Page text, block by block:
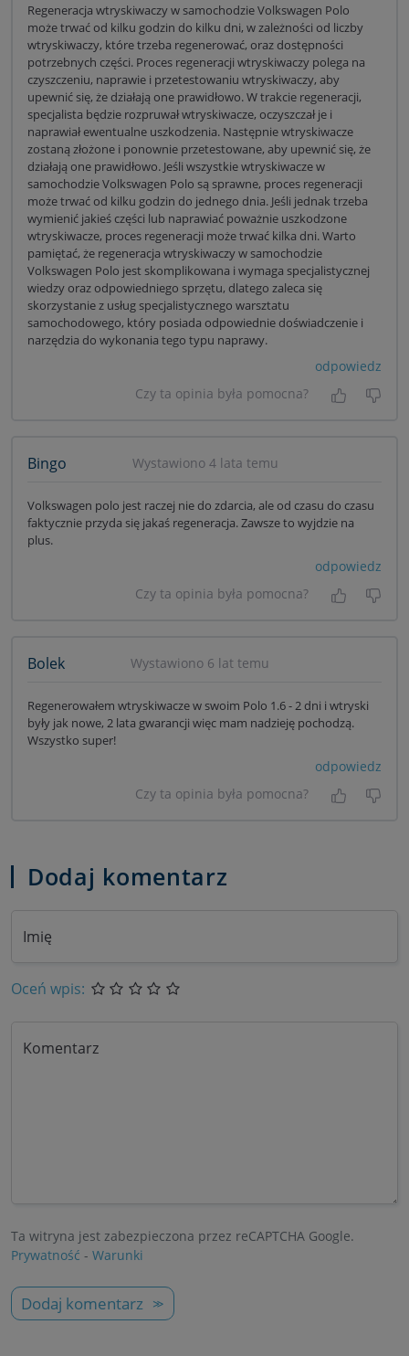
Regeneracja wtryskiwaczy w samochodzie Volkswagen Polo
może trwać od kilku godzin do kilku dni, w zależności od liczby
wtryskiwaczy, które trzeba regenerować, oraz dostępności
potrzebnych części. Proces regeneracji wtryskiwaczy polega na
czyszczeniu, naprawie i przetestowaniu wtryskiwaczy, aby
upewnić się, że działają one prawidłowo. W trakcie regeneracji,
specjalista będzie rozpruwał wtryskiwacze, oczyszczał je i
naprawiał ewentualne uszkodzenia. Następnie wtryskiwacze
zostaną złożone i ponownie przetestowane, aby upewnić się, że
działają one prawidłowo. Jeśli wszystkie wtryskiwacze w
samochodzie Volkswagen Polo są sprawne, proces regeneracji
może trwać od kilku godzin do jednego dnia. Jeśli jednak trzeba
wymienić jakieś części lub naprawiać poważnie uszkodzone
wtryskiwacze, proces regeneracji może trwać kilka dni. Warto
pamiętać, że regeneracja wtryskiwaczy w samochodzie
Volkswagen Polo jest skomplikowana i wymaga specjalistycznej
wiedzy oraz odpowiedniego sprzętu, dlatego zaleca się
skorzystanie z usług specjalistycznego warsztatu
samochodowego, który posiada odpowiednie doświadczenie i
narzędzia do wykonania tego typu naprawy.
odpowiedz
Czy ta opinia była pomocna?
Tak, była
Nie
Bingo Wystawiono 4 lata temu
Volkswagen polo jest raczej nie do zdarcia, ale od czasu do czasu
faktycznie przyda się jakaś regeneracja. Zawsze to wyjdzie na
plus.
odpowiedz
Czy ta opinia była pomocna?
Tak, była
Nie
Bolek Wystawiono 6 lat temu
Regenerowałem wtryskiwacze w swoim Polo 1.6 - 2 dni i wtryski
były jak nowe, 2 lata gwarancji więc mam nadzieję pochodzą.
Wszystko super!
odpowiedz
Czy ta opinia była pomocna?
Tak, była
Nie
Dodaj komentarz
Imię
Oceń wpis:
Komentarz
Ta witryna jest zabezpieczona przez reCAPTCHA Google.
Prywatność - Warunki
Dodaj komentarz